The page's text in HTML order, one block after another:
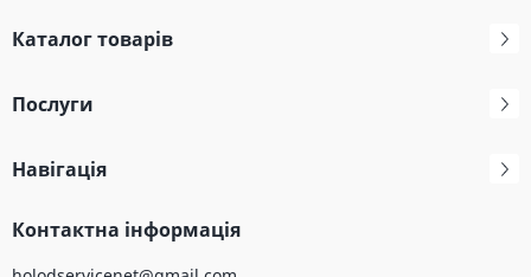
Каталог товарів
Послуги
Навігація
Контактна інформація